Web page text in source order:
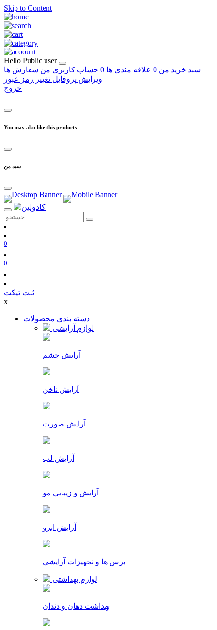
Skip to Content
Hello Public user
سبد خرید من 0 علاقه مندی ها 0 حساب کاربری من سفارش ها
ویرایش پروفایل تغییر رمز عبور
خروج
You may also like this products
سبد من
0
0
ثبت تیکت
x
دسته بندی محصولات
لوازم آرایشی
آرایش چشم
آرایش ناخن
آرایش صورت
آرایش لب
آرایش و زیبایی مو
آرایش ابرو
برس ها و تجهیزات آرایشی
لوازم بهداشتی
بهداشت دهان و دندان